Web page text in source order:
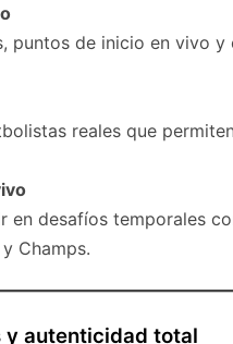
puntos de inicio en vivo
reales que
en desafíos temporales
Champs.
y autenticidad total